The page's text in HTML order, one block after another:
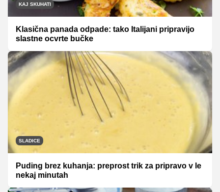
KAJ SKUHATI
Klasična panada odpade: tako Italijani pripravijo
slastne ocvrte bučke
SLADICE
Puding brez kuhanja: preprost trik za pripravo v le
nekaj minutah